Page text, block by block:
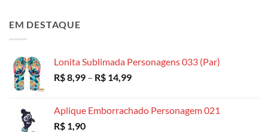
EM DESTAQUE
Lonita Sublimada Personagens 033 (Par)
R$8,99 – R$ 14,99Faixa
R$ 8,99
Aplique Emborrachado Personagem 021
R$ 1,90